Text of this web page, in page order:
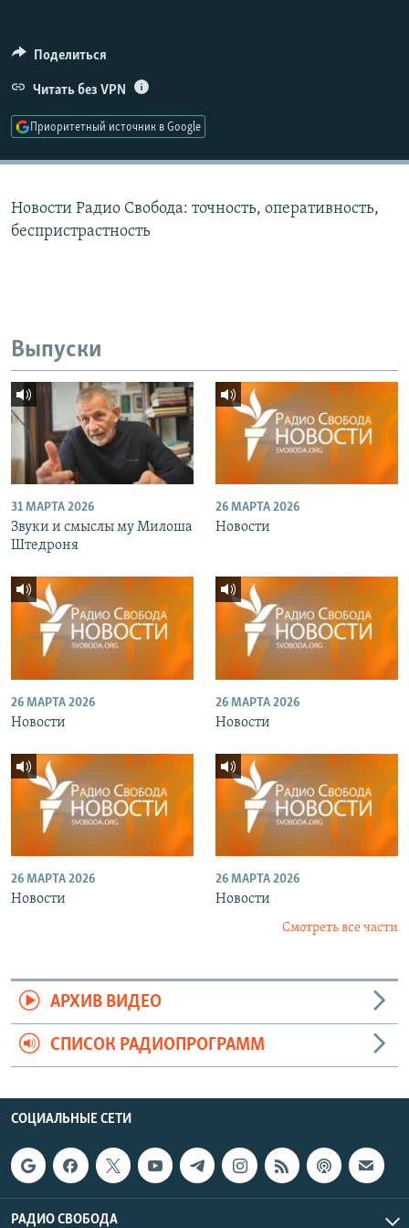
ПОДПИШИТЕСЬ НА РАССЫЛКУ
СОЦИАЛЬНЫЕ СЕТИ
Поделиться
Читать без VPN
Приоритетный источник в Google
Новости Радио Свобода: точность, оперативность,
беспристрастность
Выпуски
31 МАРТА 2026
Звуки и смыслы му Милоша
Штедроня
26 МАРТА 2026
Новости
26 МАРТА 2026
Новости
26 МАРТА 2026
Новости
26 МАРТА 2026
Новости
26 МАРТА 2026
Новости
Смотреть все части
АРХИВ ВИДЕО
СПИСОК РАДИОПРОГРАММ
СОЦИАЛЬНЫЕ СЕТИ
РАДИО СВОБОДА